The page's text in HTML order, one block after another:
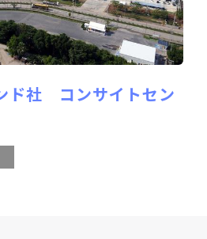
ド社 コンサイトセン